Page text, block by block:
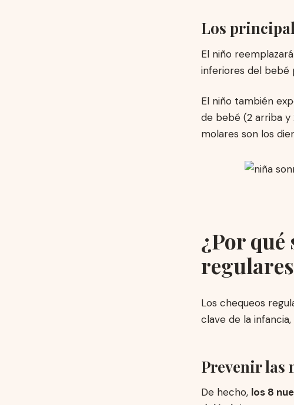
Los
El niño
inferiores del bebé
El niño también
de bebé (2 arriba y
molares son los
¿Por qué
Los chequeos
clave de la
Prevenir las
De hecho, los 8